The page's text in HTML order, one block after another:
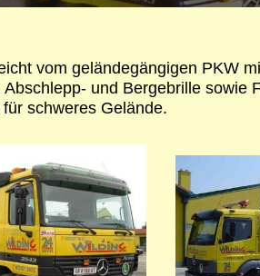
vom geländegängigen PKW
und Bergebrille sowie
schweres Gelände.